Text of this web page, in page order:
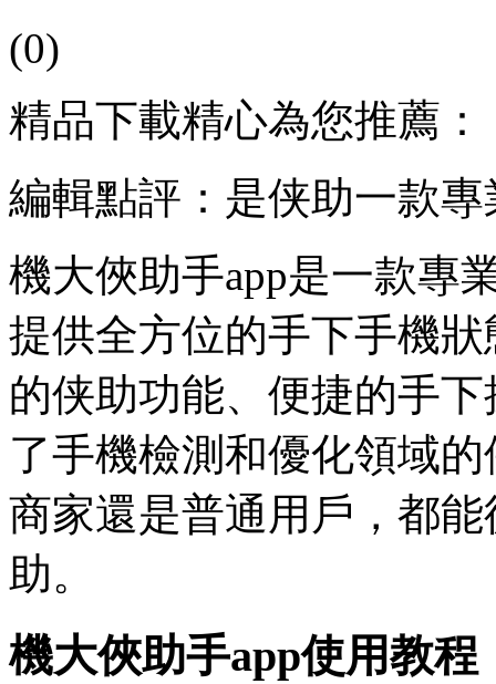
(0)
精品下載精心為您推薦：
編輯點評：是侠助一款
機大俠助手app是一款專
提供全方位的手下手機
的侠助功能、便捷的手
了手機檢測和優化領域
商家還是普通用戶，都
助。
機大俠助手app使用教程